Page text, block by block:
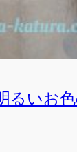
るいお